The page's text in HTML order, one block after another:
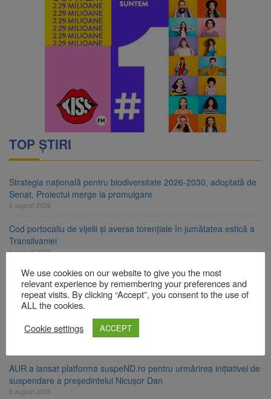
TOP ȘTIRI
Strategia națională pentru biodiversitate 2026-2030, adoptată de
Senat. Proiectul merge la promulgare
6 august 2026
Cod portocaliu de vijelii și averse torențiale în jumătatea estică a
Transilvaniei
6 august 2026
Bărbat din Victoria, reținut după ce și-ar fi agresat soția de două
ori în câteva zile
6 august 2026
Urmele atelajului i-au condus pe polițiști la cioate. Bărbat prins în
pădure la Ormeniș
AUR a lansat platforma suspeND.ro pentru urmărirea inițiativei de
suspendare a președintelui Nicușor Dan
6 august 2026
We use cookies on our website to give you the most
relevant experience by remembering your preferences and
repeat visits. By clicking “Accept”, you consent to the use of
ALL the cookies.
Cookie settings
ACCEPT